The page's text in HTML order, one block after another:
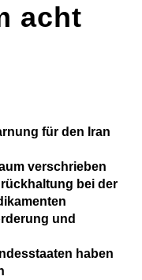
acht
für den Iran
verschrieben
bei der
und
haben